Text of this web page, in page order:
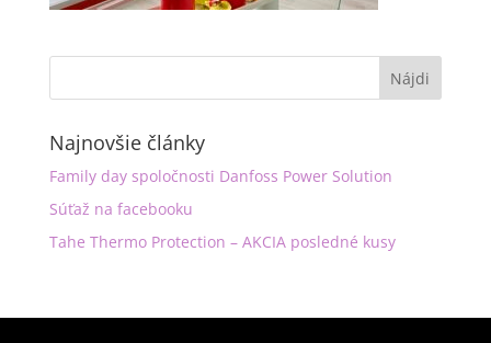
Najnovšie články
Family day spoločnosti Danfoss Power Solution
Súťaž na facebooku
Tahe Thermo Protection – AKCIA posledné kusy